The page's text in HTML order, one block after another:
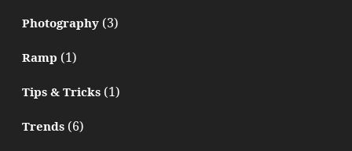
Photography(3)
Ramp (1)
Tips & Tricks(1)
Trends(6)